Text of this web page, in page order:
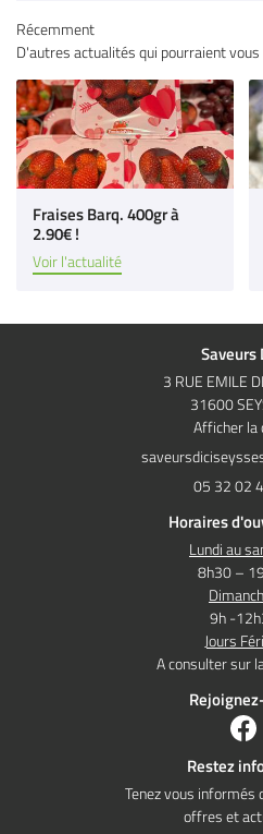
producteurs
Avis
& Exclu
Contact
Récemment
D'autres actualités qui pourraient
Fraises Barq. 400gr à
2.90€ !
Voir l'actualité
Saveurs
3 RUE EMILE
31600
Afficher la
05 32 02
Horaires
Lundi au
8h30 –
9h -
Jours
A consulter sur
Restez
Tenez vous informés
offres et